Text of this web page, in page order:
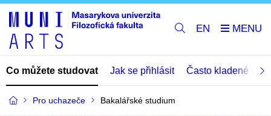
EN
Co můžete studovat Jak se přihlásit Často kladené
Pro uchazeče Bakalářské studium